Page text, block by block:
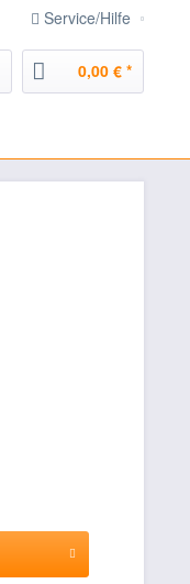
Service/Hilfe
0,00 € *